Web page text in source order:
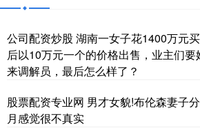
公司配资炒股 湖南一女子花1400万元
后以10万元一个的价格出售，业主们
来调解员，最后怎么样了？
股票配资专业网 男才女貌!布伦森妻子
月感觉很不真实